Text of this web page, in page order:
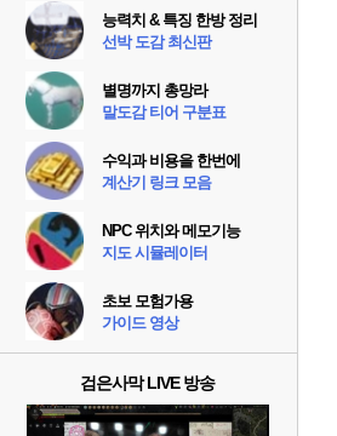
능력치 & 특징 한방 정리
선박 도감 최신판
별명까지 총망라
말도감 티어 구분표
수익과 비용을 한번에
계산기 링크 모음
NPC 위치와 메모기능
지도 시뮬레이터
초보 모험가용
가이드 영상
검은사막 LIVE 방송